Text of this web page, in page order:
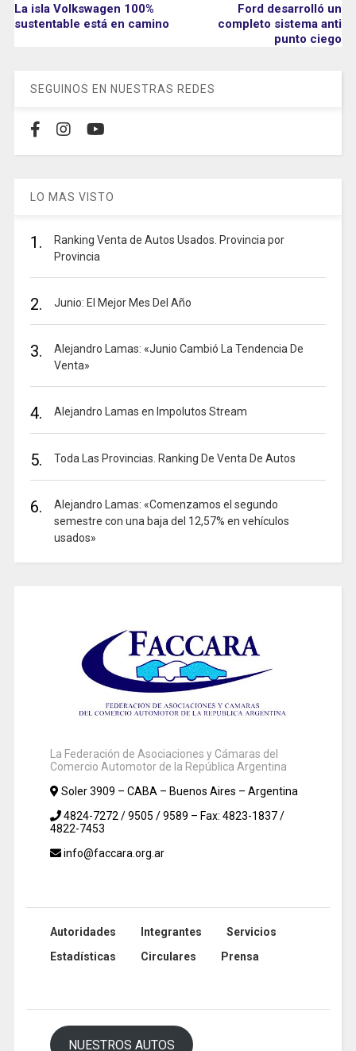
La isla Volkswagen 100%
sustentable está en camino
Ford desarrolló un
completo sistema anti
punto ciego
SEGUINOS EN NUESTRAS REDES
LO MAS VISTO
1.
Ranking Venta de Autos Usados. Provincia por
Provincia
2. Junio: El Mejor Mes Del Año
3.
Alejandro Lamas: «Junio Cambió La Tendencia De
Venta»
4. Alejandro Lamas en Impolutos Stream
5. Toda Las Provincias. Ranking De Venta De Autos
6.
Alejandro Lamas: «Comenzamos el segundo
semestre con una baja del 12,57% en vehículos
usados»
La Federación de Asociaciones y Cámaras del
Comercio Automotor de la República Argentina
Soler 3909 – CABA – Buenos Aires – Argentina
4824-7272 / 9505 / 9589 – Fax: 4823-1837 /
4822-7453
info@faccara.org.ar
Autoridades Integrantes
Servicios
Estadísticas
Circulares Prensa
NUESTROS AUTOS